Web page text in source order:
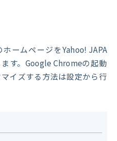
ームページをYahoo! JAPA
す。Google Chromeの起動
イズする方法は設定から行